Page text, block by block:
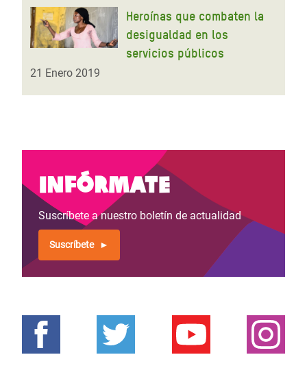
navegación
Heroínas que combaten la
desigualdad en los
servicios públicos
21 Enero 2019
Infórmate
Suscríbete a nuestro boletín de actualidad
Suscríbete